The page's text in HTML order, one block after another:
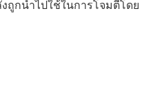
ถูกนำไปใช้ในการโจมตีโดย